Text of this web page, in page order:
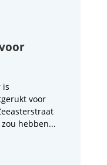
is
voor
hebben...